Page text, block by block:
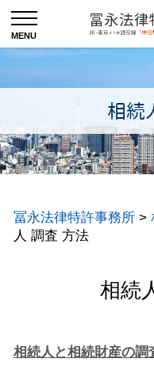
相続
冨永法律特許事務所 >
人 調査 方法
相続
相続人と相続財産の調